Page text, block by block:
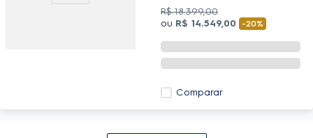
R$ 18.399,00
ou R$ 14.549,00 -20%
Comparar